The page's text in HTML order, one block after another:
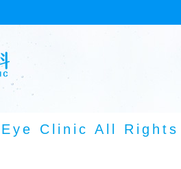
Clinic All